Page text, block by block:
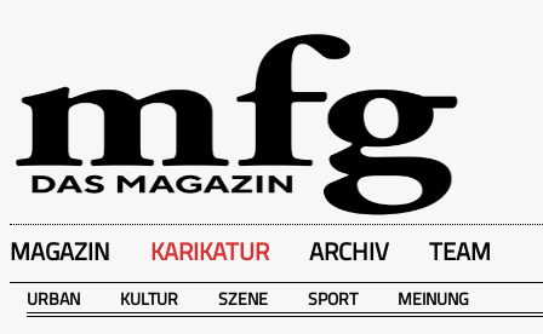
MAGAZIN KARIKATUR ARCHIV TEAM
URBAN KULTUR SZENE SPORT MEINUNG